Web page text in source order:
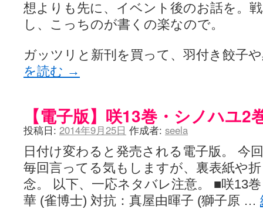
想よりも先に、イベント後のお話を。
し、こっちのが書くの楽なので。
ガッツリと新刊を買って、羽付き餃子
を読む →
【電子版】咲13巻・シノハユ2
投稿日: 2014年9月25日 作成者: seela
日付け変わると発売される電子版。 今
毎回言ってる気もしますが、裏表紙や
念。 以下、一応ネタバレ注意。 ■咲13
華 (雀博士) 対抗：真屋由暉子 (獅子原 …